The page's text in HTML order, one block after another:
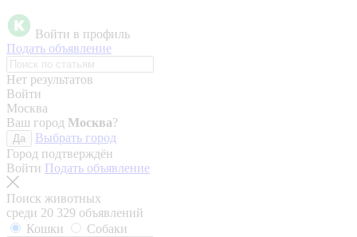
Войти в профиль
Подать объявление
Нет результатов
Войти
Москва
Ваш город Москва?
Да
Выбрать город
Город подтверждён
Войти Подать объявление
Поиск животных
среди 20 329 объявлений
Кошки
Собаки